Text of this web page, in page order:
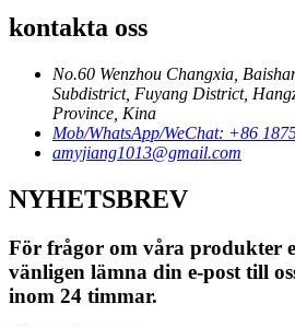
kontakta oss
No.60 Wenzhou Changxia,
Subdistrict, Fuyang District,
Province, Kina
Mob/WhatsApp/WeChat: +86
amyjiang1013@gmail.com
NYHETSBREV
För frågor om våra produkter
vänligen lämna din e-post till
inom 24 timmar.